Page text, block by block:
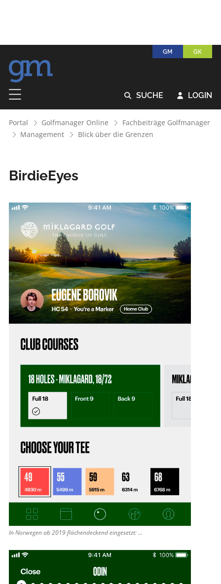
GM GK
 SUCHE  LOGIN
Portal Golfmanager Online
Fachbeiträge Golfmanager
Management
Blick über die Grenzen
BirdieEyes
In Norwegen ab 2019 flächendeckend eingesetzt: ...